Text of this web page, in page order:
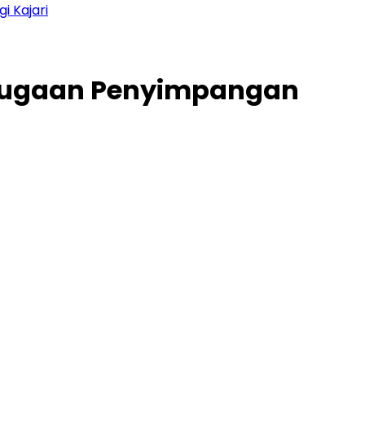
Kajari
Penyimpangan